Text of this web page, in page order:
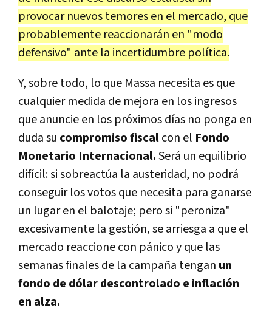
provocar nuevos temores en el mercado, que
probablemente reaccionarán en "modo
defensivo" ante la incertidumbre política.
Y, sobre todo, lo que Massa necesita es que
cualquier medida de mejora en los ingresos
que anuncie en los próximos días no ponga en
duda su compromiso fiscalcon el Fondo
Monetario Internacional.Será un equilibrio
difícil: si sobreactúa la austeridad, no podrá
conseguir los votos que necesita para ganarse
un lugar en el balotaje; pero si "peroniza"
excesivamente la gestión, se arriesga a que el
mercado reaccione con pánico y que las
semanas finales de la campaña tengan un
fondo de dólar descontrolado e inflación
en alza.